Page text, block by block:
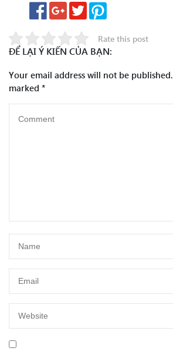
Rate this post
ĐỂ LẠI Ý KIẾN CỦA BẠN:
Your email address will not be published.
marked *